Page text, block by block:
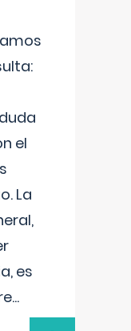
el
La
es
...